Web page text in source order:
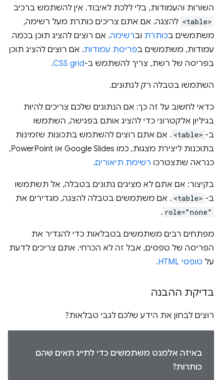
השורות והעמודות, בלי ללכת לאיבוד. אין להשתמש ברכיב
<table> להצגה. אם אתם צריכים כותרת מעל רשימה,
משתמשים בכותרת וברשימה. אם רוצים להציג תוכן בכמה
עמודות, משתמשים בפריסת עמודות. אם רוצים להציג תוכן
בפריסה של רשת, צריך להשתמש ב-CSS grid
.
השתמשו בטבלה רק לנתונים.
כדאי לחשוב על זה כך: אם הנתונים שלכם צריכים להיות
בגיליון אלקטרוני כדי להציג אותם בפגישה, השתמשו
ב- <table> . אם אתם רוצים להשתמש בתכונות שזמינות
בתוכנות ליצירת מצגות, כמו Google Slides או PowerPoint,
כנראה שתצטרכו רשימת תיאורים.
בקיצור: אם אתם לא מציגים נתונים בטבלה, אל תשתמשו
ב- <table> . אם משתמשים בטבלה להצגה, מגדירים את
role="none"
.
מפתחים רבים משתמשים בטבלאות כדי להגדיר את
הפריסה של טפסים, אבל זה לא הכרחי. אתם צריכים לדעת
על טופסי HTML .
בדיקת ההבנה
רוצים לבחון את הידע שלכם לגבי טבלאות?
באיזה אלמנט משתמשים כדי לתייג תאים שהם
כותרות?